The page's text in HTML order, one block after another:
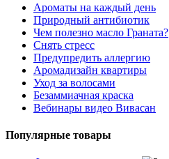
Ароматы на каждый день
Природный антибиотик
Чем полезно масло Граната?
Снять стресс
Предупредить аллергию
Аромадизайн квартиры
Уход за волосами
Безаммиачная краска
Вебинары видео Вивасан
Популярные товары